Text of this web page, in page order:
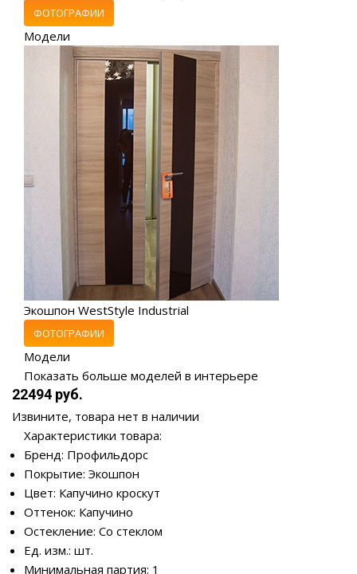
ФОТОГРАФИИ
Модели
Экошпон WestStyle Industrial
ФОТОГРАФИИ
Модели
Показать больше моделей в интерьере
22494 руб.
Извините, товара нет в наличии
Характеристики товара:
Бренд: Профильдорс
Покрытие: Экошпон
Цвет: Капучино кроскут
Оттенок: Капучино
Остекление: Со стеклом
Ед. изм.: шт.
Минимальная партия: 1